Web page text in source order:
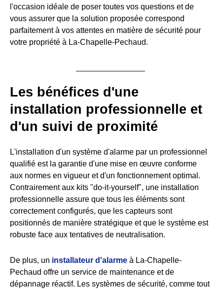
l'occasion idéale de poser toutes vos questions et de
vous assurer que la solution proposée correspond
parfaitement à vos attentes en matière de sécurité pour
votre propriété à La-Chapelle-Pechaud.
Les bénéfices d'une
installation professionnelle et
d'un suivi de proximité
L'installation d'un système d'alarme par un professionnel
qualifié est la garantie d'une mise en œuvre conforme
aux normes en vigueur et d'un fonctionnement optimal.
Contrairement aux kits "do-it-yourself", une installation
professionnelle assure que tous les éléments sont
correctement configurés, que les capteurs sont
positionnés de manière stratégique et que le système est
robuste face aux tentatives de neutralisation.
De plus, un installateur d'alarme à La-Chapelle-
Pechaud offre un service de maintenance et de
dépannage réactif. Les systèmes de sécurité, comme tout